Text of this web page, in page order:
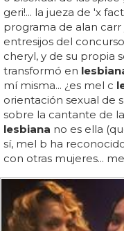
geri!... la jueza de 'x
programa de alan
entresijos del
cheryl, y de su propia
transformó en
mí misma... ¿es mel c
orientación sexual de
sobre la cantante de
lesbiana no es ella
sí, mel b ha
con otras mujeres...